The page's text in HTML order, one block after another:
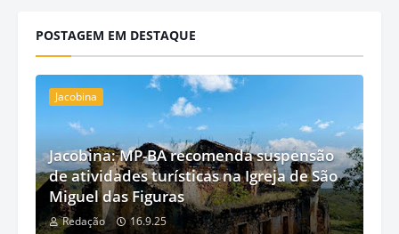
POSTAGEM EM DESTAQUE
Jacobina
Jacobina: MP-BA recomenda suspensão
de atividades turísticas na Igreja de São
Miguel das Figuras
Redação 16.9.25